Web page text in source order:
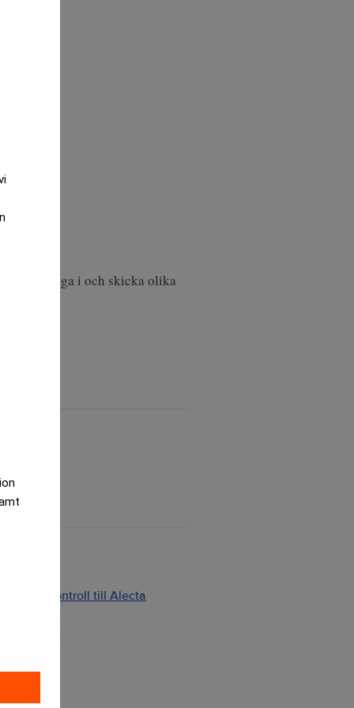
går att ringa i och skicka olika
och kontroll till Alecta